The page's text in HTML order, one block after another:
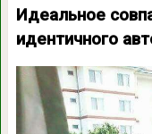
Идеальное
идентичного